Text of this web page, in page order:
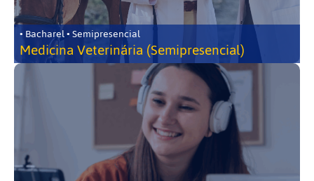
• Bacharel • Semipresencial
Medicina Veterinária (Semipresencial)